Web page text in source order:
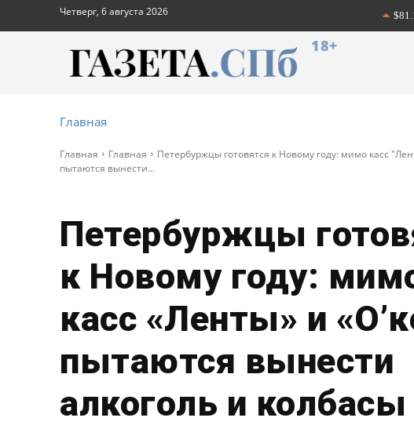
Четверг, 6 августа 2026
18+
Главная
Главная Главная
Петербуржцы готовятся к Новому году: мимо касс
пытаются вынести...
Петербуржцы
к Новому году:
касс «Ленты» и
пытаются вынести
алкоголь и колбасы